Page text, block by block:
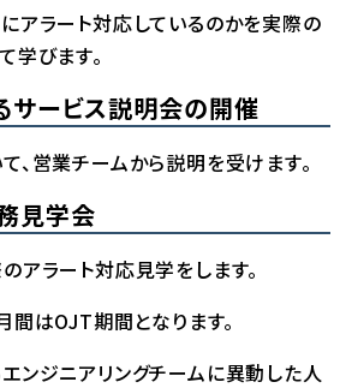
アラート対応しているのかを実際の
学びます。
サービス説明会の開催
、営業チームから説明を受けます。
見学会
アラート対応見学をします。
はOJT期間となります。
ンジニアリングチームに異動した人